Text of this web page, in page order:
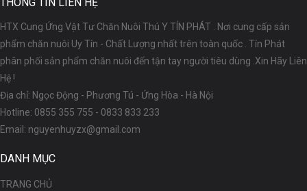
THÔNG TIN LIÊN HỆ
HTX Cung Ứng Vật Tư Chăn Nuôi Thú Y TÍN PHÁT . Nơi cung cấp sản
phẩm chăn nuôi Uy Tín - Chất Lượng nhất trên toàn quốc . Tín Phát
phân phối sản phẩm chăn nuôi đến tận tay người tiêu dùng .Xin Hãy Liên
Hệ !
Địa chỉ: Ngọc Động - Phương Tú - Ứng Hòa - Hà Nội
Hotline: 0855 355 755 - 0833 833 233
Email: nguyenhuyzx@gmail.com
DANH MỤC
TRANG CHỦ